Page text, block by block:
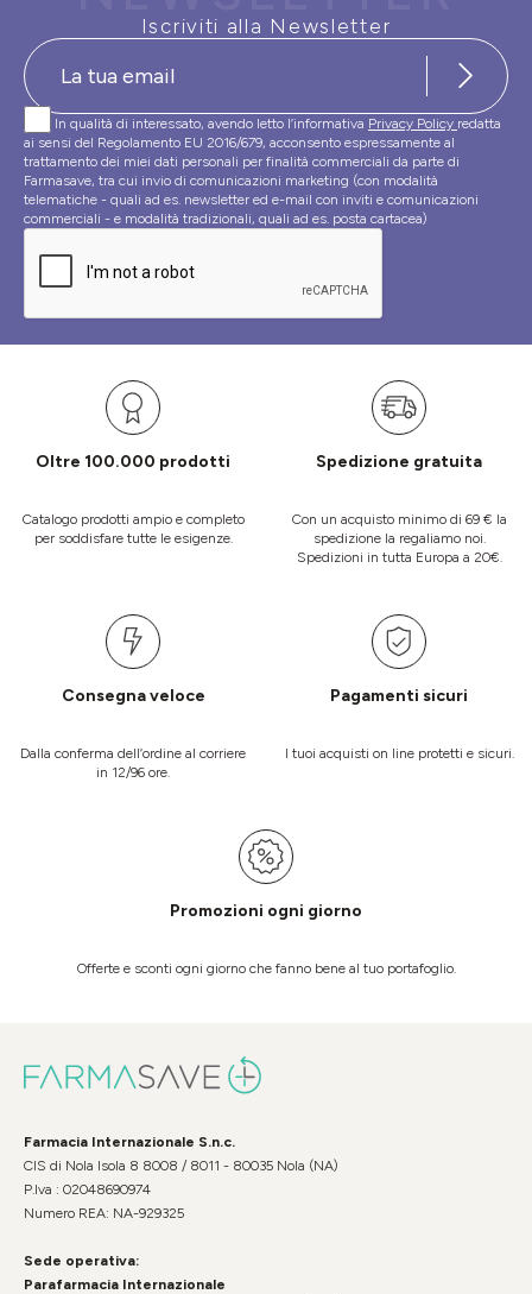
Iscriviti alla Newsletter
In qualità di interessato, avendo letto l’informativa Privacy Policy redatta
ai sensi del Regolamento EU 2016/679, acconsento espressamente al
trattamento dei miei dati personali per finalità commerciali da parte di
Farmasave, tra cui invio di comunicazioni marketing (con modalità
telematiche - quali ad es. newsletter ed e-mail con inviti e comunicazioni
commerciali - e modalità tradizionali, quali ad es. posta cartacea)
Oltre 100.000 prodotti
Catalogo prodotti ampio e completo
per soddisfare tutte le esigenze.
Spedizione gratuita
Con un acquisto minimo di 69 € la
spedizione la regaliamo noi.
Spedizioni in tutta Europa a 20€.
Consegna veloce
Dalla conferma dell’ordine al corriere
in 12/96 ore.
Pagamenti sicuri
I tuoi acquisti on line protetti e sicuri.
Promozioni ogni giorno
Offerte e sconti ogni giorno che fanno bene al tuo portafoglio.
Farmacia Internazionale S.n.c.
CIS di Nola Isola 8 8008 / 8011 - 80035 Nola (NA)
P.Iva : 02048690974
Numero REA: NA-929325
Sede operativa:
Parafarmacia Internazionale